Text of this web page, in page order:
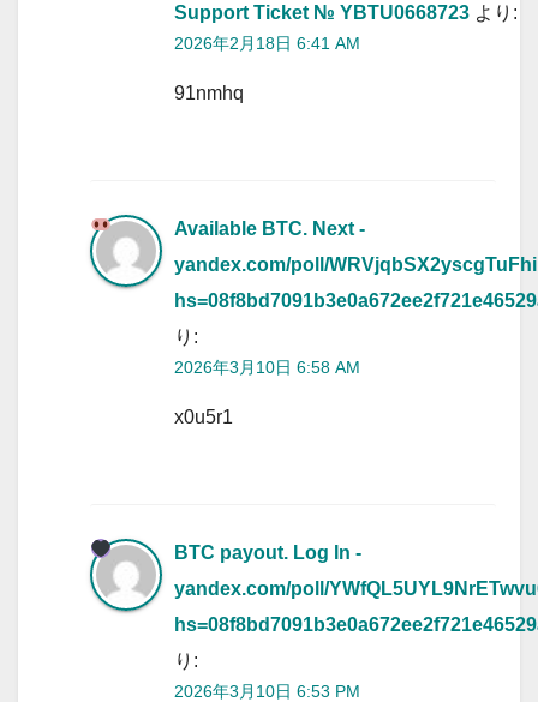
Support Ticket № YBTU0668723 より:
2026年2月18日 6:41 AM
91nmhq
Available BTC. Next -
yandex.com/poll/
り:
2026年3月10日 6:58 AM
x0u5r1
BTC payout. Log In -
yandex.com/poll/
り:
2026年3月10日 6:53 PM